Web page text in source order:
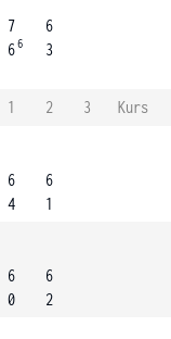
7
66
6
3
1 2 3
Kurs
6
4
6
1
6
0
6
2